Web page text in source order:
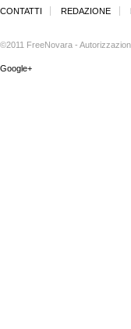
CONTATTI REDAZIONE
©2011 FreeNovara -
Google+